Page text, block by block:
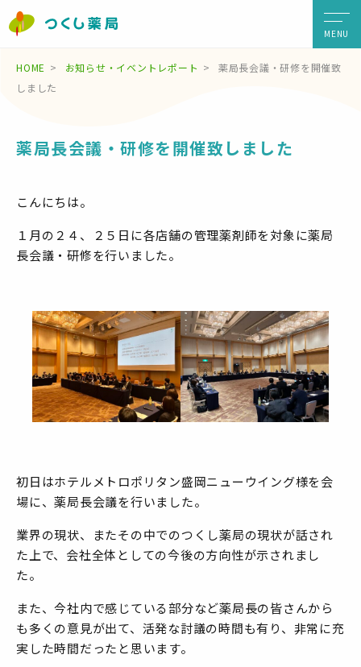
MENU
HOME お知らせ・イベントレポート
薬局長会議・研修を開催致
しました
薬局長会議・研修を開催致しました
こんにちは。
１月の２４、２５日に各店舗の管理薬剤師を対象に薬局
長会議・研修を行いました。
初日はホテルメトロポリタン盛岡ニューウイング様を会
場に、薬局長会議を行いました。
業界の現状、またその中でのつくし薬局の現状が話され
た上で、会社全体としての今後の方向性が示されまし
た。
また、今社内で感じている部分など薬局長の皆さんから
も多くの意見が出て、活発な討議の時間も有り、非常に充
実した時間だったと思います。